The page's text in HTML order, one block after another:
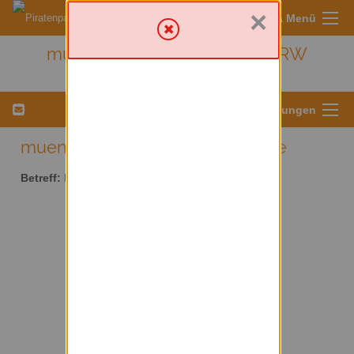
Sympa Menü
muenster - Kreis Münster/ NRW
Menü für Listeneinstellungen
muenster AT lists.piratenpartei.de
Betreff:
×